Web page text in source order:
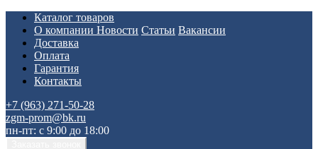
Каталог товаров
О компании Новости Статьи Вакансии
Доставка
Оплата
Гарантия
Контакты
+7 (963) 271-50-28
zgm-prom@bk.ru
пн-пт: с 9:00 до 18:00